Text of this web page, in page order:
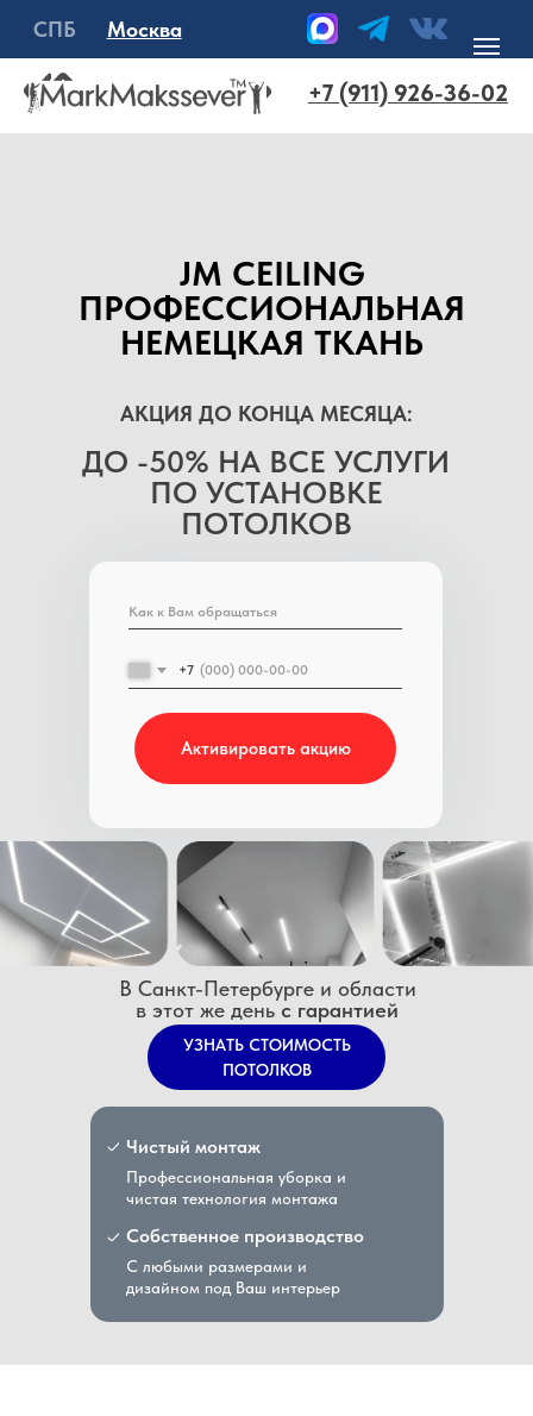
СПБ Москва
ДО -50% НА ВСЕ УСЛУГИ
ПО УСТАНОВКЕ
ПОТОЛКОВ
В Санкт-Петербурге и области
в этот же день с гарантией
АКЦИЯ ДО КОНЦА МЕСЯЦА:
+7
Активировать акцию
С любыми размерами и
дизайном под Ваш интерьер
Чистый монтаж
Профессиональная уборка и
чистая технология монтажа
Собственное производство
JM CEILING
ПРОФЕССИОНАЛЬНАЯ
НЕМЕЦКАЯ ТКАНЬ
УЗНАТЬ СТОИМОСТЬ
ПОТОЛКОВ